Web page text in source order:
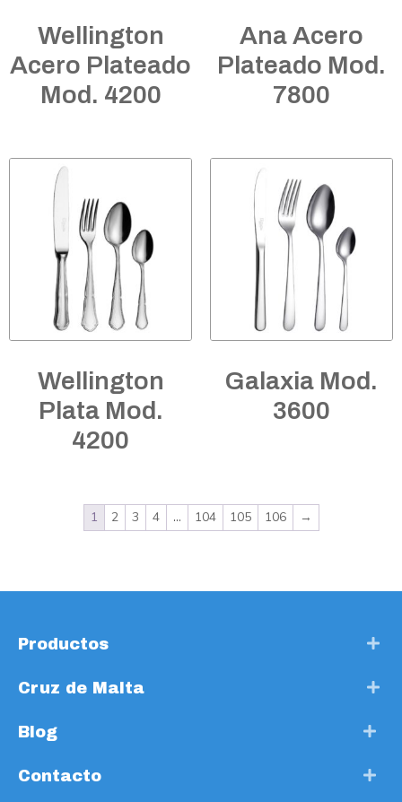
Wellington
Acero Plateado
Mod. 4200
Ana Acero
Plateado Mod.
7800
Wellington
Plata Mod.
4200
Galaxia Mod.
3600
1 2 3 4 … 104 105 106 →
Productos
Cruz de Malta
Blog
Contacto